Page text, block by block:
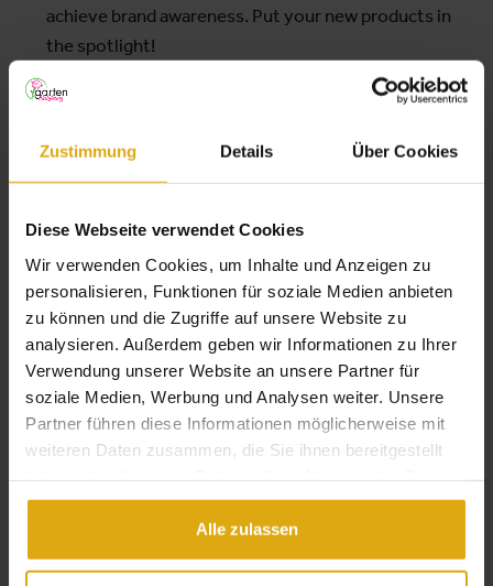
Zustimmung Details Über Cookies
Diese Webseite verwendet Cookies
Wir verwenden Cookies, um Inhalte und Anzeigen zu
personalisieren, Funktionen für soziale Medien anbieten
zu können und die Zugriffe auf unsere Website zu
analysieren. Außerdem geben wir Informationen zu Ihrer
Verwendung unserer Website an unsere Partner für
soziale Medien, Werbung und Analysen weiter. Unsere
Partner führen diese Informationen möglicherweise mit
weiteren Daten zusammen, die Sie ihnen bereitgestellt
gesammelt haben.
Alle zulassen
achieve brand awareness. Put your new products in
the spotlight!
Get in touch
First name
Company
Land